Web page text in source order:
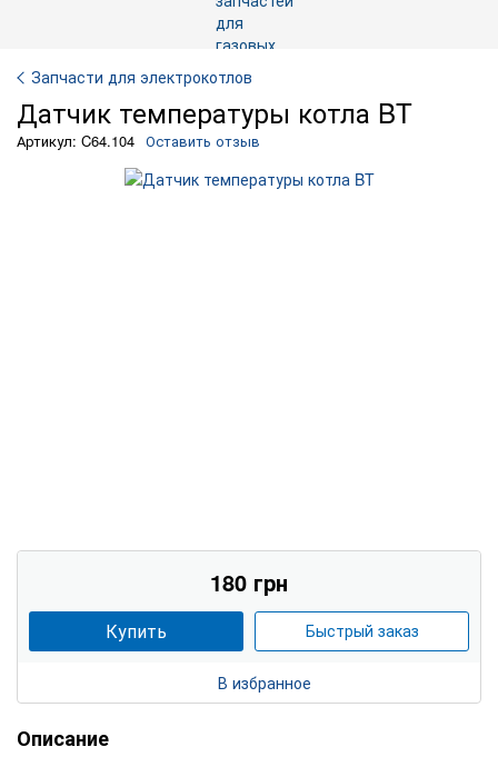
Запчасти для электрокотлов
Датчик температуры котла BT
Артикул: C64.104 Оставить отзыв
180 грн
Купить Быстрый заказ
В избранное
Описание